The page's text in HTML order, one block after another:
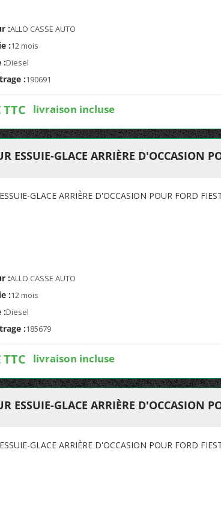
:ALLO CASSE AUTO
:12 mois
:Diesel
:190691
livraison incluse
ESSUIE-GLACE ARRIÈRE D'OCCASION
GLACE ARRIÈRE D'OCCASION POUR FORD
:ALLO CASSE AUTO
:12 mois
:Diesel
:185679
livraison incluse
ESSUIE-GLACE ARRIÈRE D'OCCASION
GLACE ARRIÈRE D'OCCASION POUR FORD